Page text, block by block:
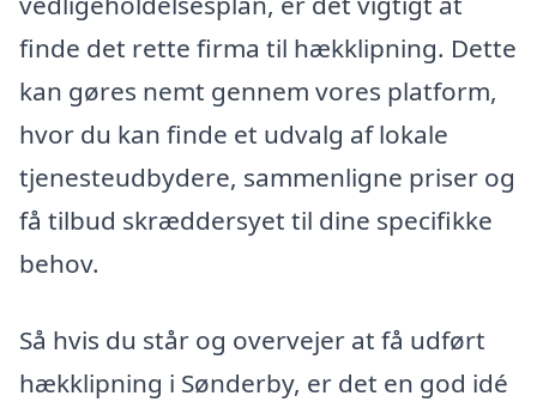
finde det rette firma til hækklipning. Dette
kan gøres nemt gennem vores platform,
hvor du kan finde et udvalg af lokale
tjenesteudbydere, sammenligne priser og
få tilbud skræddersyet til dine specifikke
behov.
Så hvis du står og overvejer at få udført
hækklipning i Sønderby, er det en god idé